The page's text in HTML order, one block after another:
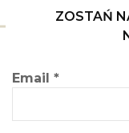
ZOSTAŃ
Email *